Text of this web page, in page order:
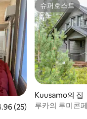
4.96점(5점 만점), 후기
(25)
슈퍼호스트
슈퍼호스트
Kuusamo의 집
루카의 루미콘